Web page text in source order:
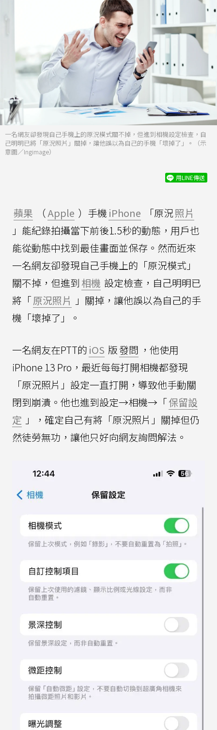
一名網友卻發現自己手機上的原況模式關不掉，但進到相機設定檢查，自
己明明已將「原況照片」關掉，讓他誤以為自己的手機「壞掉了」。（示
意圖／Ingimage）
用LINE傳送
蘋果 （Apple ）手機 iPhone 「原況照片
」能紀錄拍攝當下前後1.5秒的動態，用戶也
能從動態中找到最佳畫面並保存。然而近來
一名網友卻發現自己手機上的「原況模式」
關不掉，但進到 相機 設定檢查，自己明明已
將「原況照片 」關掉，讓他誤以為自己的手
機「壞掉了」。
一名網友在PTT的 iOS 版發問 ，他使用
iPhone 13 Pro，最近每每打開相機都發現
「原況照片」設定一直打開，導致他手動關
閉到崩潰。他也進到設定→相機→「保留設
定 」，確定自己有將「原況照片」關掉但仍
然徒勞無功，讓他只好向網友詢問解法。